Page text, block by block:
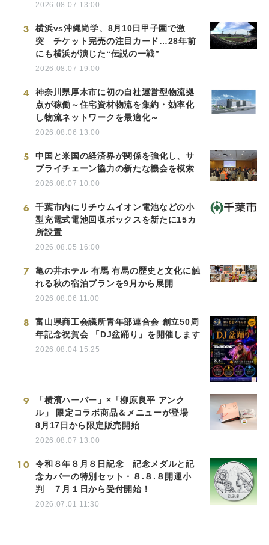
2026.08.07 13:00
3
横浜vs沖縄尚学、8月10日甲子園で激
突 チケット完売の注目カード…28年前
にも横浜が演じた“伝説の一戦”
2026.08.07 19:00
4
神奈川県厚木市に初の自社運営型物流拠
点が稼働～住宅資材物流を集約・効率化
し物流ネットワークを最適化～
2026.08.06 13:00
5
中国と米国の経済界が関係を強化し、サ
プライチェーン協力の新たな機会を模索
2026.08.07 10:00
6
千葉市内にリチウムイオン電池などの小
型充電式電池回収ボックスを新たに15カ
所設置
2026.08.05 16:00
7
亀の井ホテル 有馬 有馬の歴史と文化に触
れる秋の宿泊プランを9月から展開
2026.08.06 11:00
8
富山県商工会議所青年部連合会 創立50周
年記念祝賀会 「DJ盆踊り」を開催します
2026.08.04 15:25
9
「横濱ハーバー」×「柳原良平 アンク
ル」 限定コラボ商品＆メニューが登場
8月17日から限定販売開始
2026.08.07 13:00
10
令和８年８月８日記念 記念メダルと記
念カバーの特別セット・８.８.８開運小
判 ７月１日から受付開始！
2026.07.01 11:30